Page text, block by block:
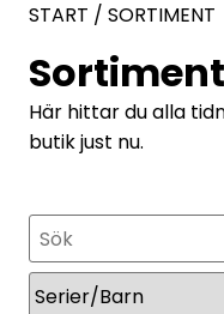
START / SORTIMENT
Sortiment
Här hittar du alla
butik just nu.
Sök